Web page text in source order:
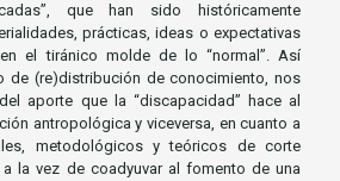
que han sido históricamente
prácticas, ideas o expectativas
el tiránico molde de lo “normal”. Así
de (re)distribución de conocimiento, nos
aporte que la “discapacidad” hace al
antropológica y viceversa, en cuanto a
metodológicos y teóricos de corte
la vez de coadyuvar al fomento de una